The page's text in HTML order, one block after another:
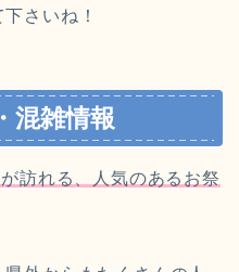
さいね！
混雑情報
訪れる、人気のあるお祭